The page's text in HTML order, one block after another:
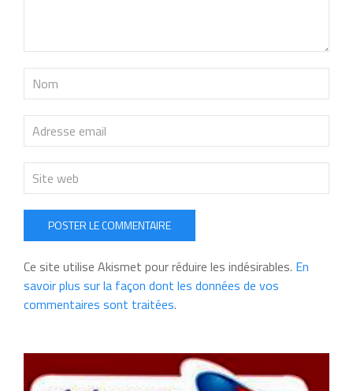
POSTER LE COMMENTAIRE
Ce site utilise Akismet pour réduire les indésirables. En
savoir plus sur la façon dont les données de vos
commentaires sont traitées.